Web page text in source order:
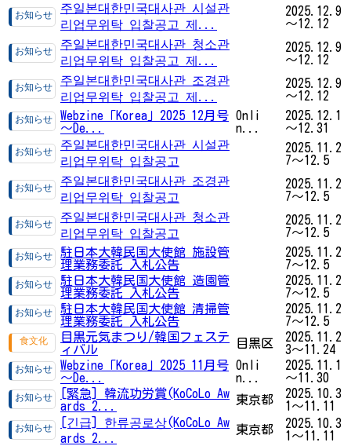
주일본대한민국대사관 시설관
리업무위탁 입찰공고 제...
2025.12.9
～12.12
주일본대한민국대사관 청소관
리업무위탁 입찰공고 제...
2025.12.9
～12.12
주일본대한민국대사관 조경관
리업무위탁 입찰공고 제...
2025.12.9
～12.12
Webzine「Korea」2025 12月号
～De...
Onli
n...
2025.12.1
～12.31
주일본대한민국대사관 시설관
리업무위탁 입찰공고
2025.11.2
7～12.5
주일본대한민국대사관 조경관
리업무위탁 입찰공고
2025.11.2
7～12.5
주일본대한민국대사관 청소관
리업무위탁 입찰공고
2025.11.2
7～12.5
駐日本大韓民国大使館 施設管
理業務委託 入札公告
2025.11.2
7～12.5
駐日本大韓民国大使館 造園管
理業務委託 入札公告
2025.11.2
7～12.5
駐日本大韓民国大使館 清掃管
理業務委託 入札公告
2025.11.2
7～12.5
目黒元気まつり/韓国フェステ
ィバル
目黒区
2025.11.2
3～11.24
Webzine「Korea」2025 11月号
～De...
Onli
n...
2025.11.1
～11.30
[緊急] 韓流功労賞(KoCoLo Aw
ards 2...
東京都
2025.10.3
1～11.11
[긴급] 한류공로상(KoCoLo Aw
ards 2...
東京都
2025.10.3
1～11.11